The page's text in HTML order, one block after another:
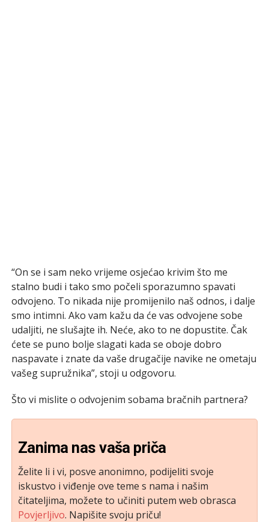
“On se i sam neko vrijeme osjećao krivim što me
stalno budi i tako smo počeli sporazumno spavati
odvojeno. To nikada nije promijenilo naš odnos, i dalje
smo intimni. Ako vam kažu da će vas odvojene sobe
udaljiti, ne slušajte ih. Neće, ako to ne dopustite. Čak
ćete se puno bolje slagati kada se oboje dobro
naspavate i znate da vaše drugačije navike ne ometaju
vašeg supružnika”, stoji u odgovoru.
Što vi mislite o odvojenim sobama bračnih partnera?
Zanima nas vaša priča
Želite li i vi, posve anonimno, podijeliti svoje
iskustvo i viđenje ove teme s nama i našim
čitateljima, možete to učiniti putem web obrasca
Povjerljivo. Napišite svoju priču!